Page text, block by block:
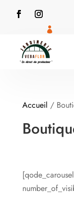

Accueil /